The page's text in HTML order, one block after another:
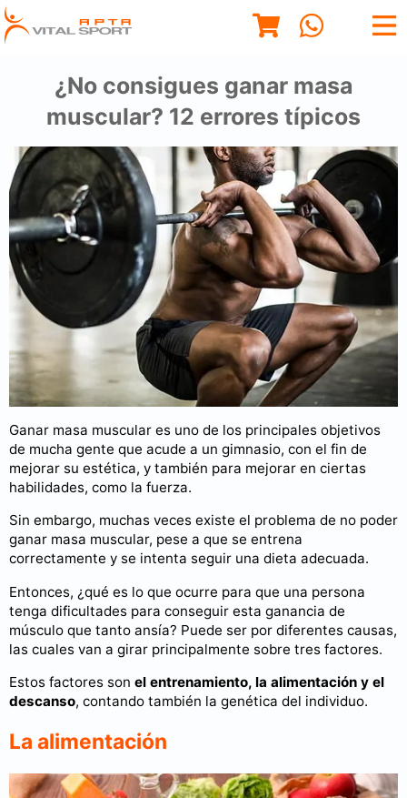
¿No consigues ganar masa
muscular? 12 errores típicos
Ganar masa muscular es uno de los principales objetivos
de mucha gente que acude a un gimnasio, con el fin de
mejorar su estética, y también para mejorar en ciertas
habilidades, como la fuerza.
Sin embargo, muchas veces existe el problema de no poder
ganar masa muscular, pese a que se entrena
correctamente y se intenta seguir una dieta adecuada.
Entonces, ¿qué es lo que ocurre para que una persona
tenga dificultades para conseguir esta ganancia de
músculo que tanto ansía? Puede ser por diferentes causas,
las cuales van a girar principalmente sobre tres factores.
Estos factores son el entrenamiento, la alimentación y el
descanso, contando también la genética del individuo.
La alimentación